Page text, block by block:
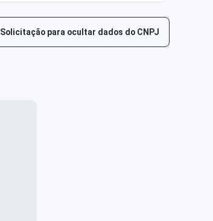
Solicitação para ocultar dados do CNPJ